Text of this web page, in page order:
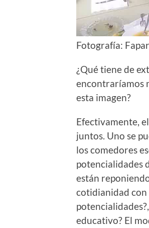
Fotografía:
¿Qué tiene de
encontraríamos
esta imagen?
Efectivamente,
juntos. Uno se
los comedores
potencialidades
están
cotidianidad con
educativo? El